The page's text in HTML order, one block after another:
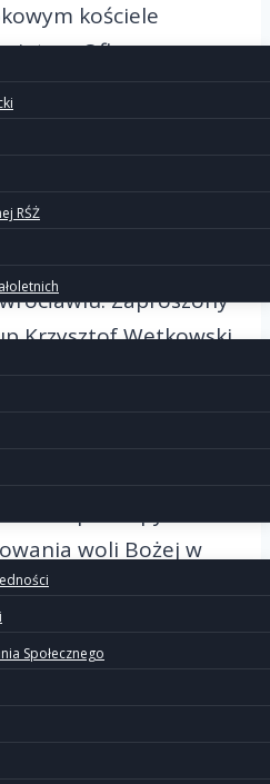
RŚŻ
Społecznego
kościele
Ofiarę
Krawczyk,
Domowego
proboszcz
NMP w
Paweł Kowalski,
Chrystusa
Zaproszony
Krzysztof Wętkowski
rozłożony przez
dla
serdeczne
wygłoszonej
padło pytanie
woli Bożej w
Abrahama,
„Oto jestem”.
uczciliśmy
a następnie
krzyżową.